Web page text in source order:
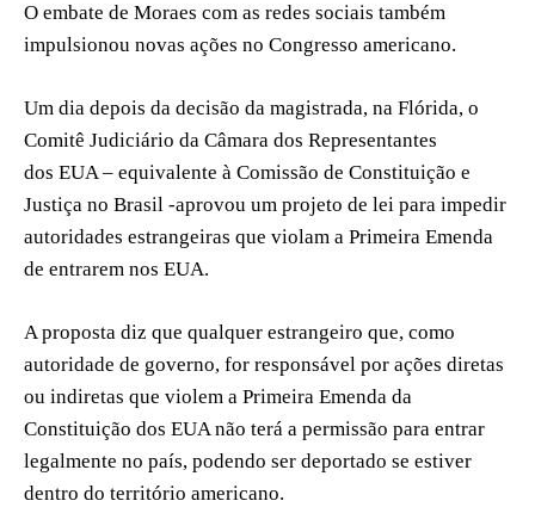
O embate de Moraes com as redes sociais também
impulsionou novas ações no Congresso americano.
Um dia depois da decisão da magistrada, na Flórida, o
Comitê Judiciário da Câmara dos Representantes
dos EUA – equivalente à Comissão de Constituição e
Justiça no Brasil -aprovou um projeto de lei para impedir
autoridades estrangeiras que violam a Primeira Emenda
de entrarem nos EUA.
A proposta diz que qualquer estrangeiro que, como
autoridade de governo, for responsável por ações diretas
ou indiretas que violem a Primeira Emenda da
Constituição dos EUA não terá a permissão para entrar
legalmente no país, podendo ser deportado se estiver
dentro do território americano.